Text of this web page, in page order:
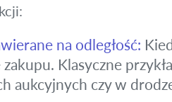
na odległość:
zakupu. Klasyczne
aukcyjnych czy w